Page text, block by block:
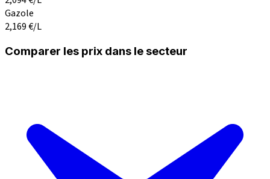
Gazole
2,169€/L
Comparer les prix dans le secteur